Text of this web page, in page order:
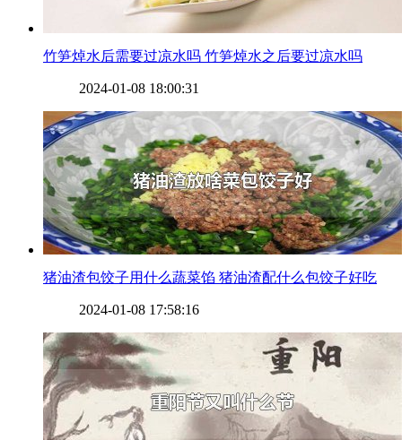
​竹笋焯水后需要过凉水吗 竹笋焯水之后要过凉水吗
2024-01-08 18:00:31
​猪油渣包饺子用什么蔬菜馅 猪油渣配什么包饺子好吃
2024-01-08 17:58:16